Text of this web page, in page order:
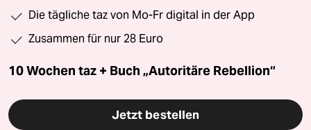
Die tägliche taz von Mo-Fr digital in der App
Zusammen für nur 28 Euro
10 Wochen taz + Buch „Autoritäre Rebellion“
Jetzt bestellen